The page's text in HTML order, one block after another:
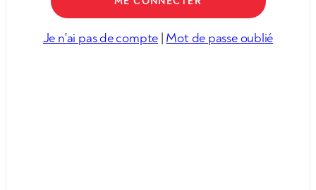
Je n'ai pas de compte | Mot de passe oublié